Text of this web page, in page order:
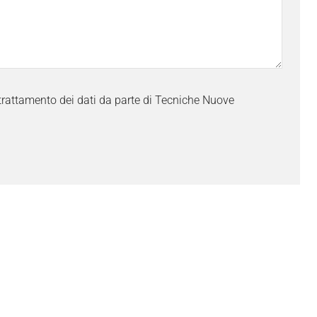
dei dati da parte di Tecniche Nuove